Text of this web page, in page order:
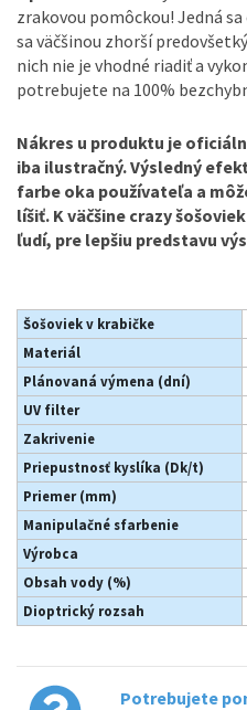
zrakovou pomôckou! Jedná
sa väčšinou zhorší
nich nie je vhodné riadiť a
potrebujete na 100%
Nákres u produktu je
iba ilustračný. Výsledný
farbe oka používateľa a
líšiť. K väčšine crazy
ľudí, pre lepšiu predstavu
Šošoviek v krabičke
Materiál
Plánovaná výmena (dní)
UV filter
Zakrivenie
Priepustnosť kyslíka (Dk/t)
Priemer (mm)
Manipulačné sfarbenie
Výrobca
Obsah vody (%)
Dioptrický rozsah
Potrebujete